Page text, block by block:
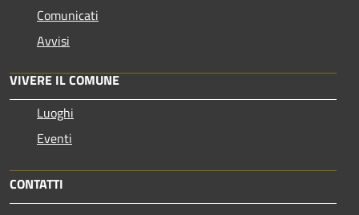
Comunicati
Avvisi
VIVERE IL COMUNE
Luoghi
Eventi
CONTATTI